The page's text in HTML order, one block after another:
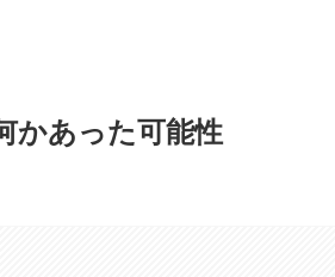
かあった可能性